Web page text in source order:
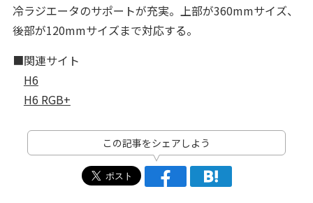
冷ラジエータのサポートが充実。上部が360mmサイズ、
後部が120mmサイズまで対応する。
■関連サイト
H6
H6 RGB+
この記事をシェアしよう